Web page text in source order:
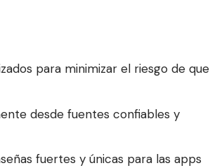
para minimizar el riesgo de que
desde fuentes confiables y
fuertes y únicas para las apps